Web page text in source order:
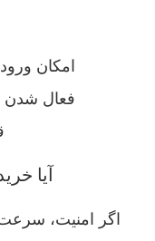
امکان
فعال شدن
آیا
اگر امنیت،